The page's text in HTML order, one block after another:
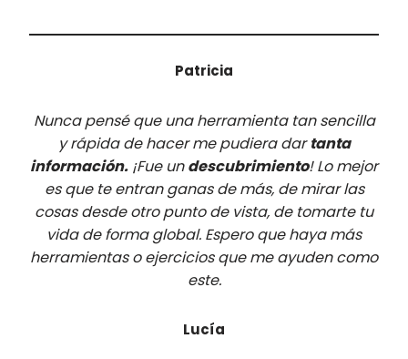
Patricia
Nunca pensé que una herramienta tan sencilla
y rápida de hacer me pudiera dartanta
información. ¡Fue undescubrimiento! Lo mejor
es que te entran ganas de más, de mirar las
cosas desde otro punto de vista, de tomarte tu
vida de forma global. Espero que haya más
herramientas o ejercicios que me ayuden como
este.
Lucía